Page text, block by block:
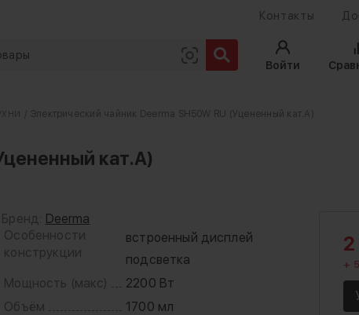
Контакты
Войти
/ Электрический чайник Deerma SH50W RU (Уцененный кат.А)
кат.А)
Бренд: Deerma
Особенности
конструкции
встроенный дисплей
подсветка
Мощность (макс)
2200 Вт
Объём
1700 мл
+